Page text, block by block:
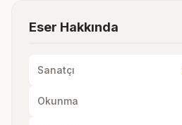
Eser Hakkında
Sanatçı
Okunma